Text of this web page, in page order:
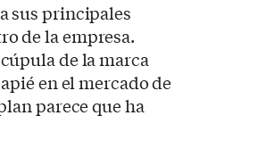
sus principales
de la empresa.
de la marca
en el mercado de
parece que ha